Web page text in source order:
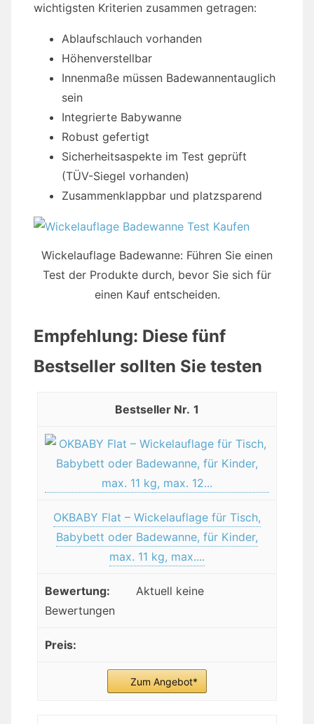
wichtigsten Kriterien zusammen getragen:
Ablaufschlauch vorhanden
Höhenverstellbar
Innenmaße müssen Badewannentauglich
sein
Integrierte Babywanne
Robust gefertigt
Sicherheitsaspekte im Test geprüft
(TÜV-Siegel vorhanden)
Zusammenklappbar und platzsparend
Wickelauflage Badewanne: Führen Sie einen
Test der Produkte durch, bevor Sie sich für
einen Kauf entscheiden.
Empfehlung: Diese fünf
Bestseller sollten Sie testen
1
OKBABY Flat – Wickelauflage für Tisch,
Babybett oder Badewanne, für Kinder,
max. 11 kg, max....
Aktuell keine
Bewertungen
Zum Angebot*